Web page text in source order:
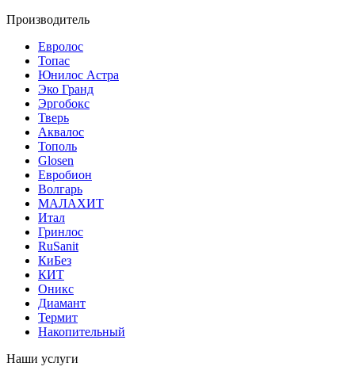
Производитель
Евролос
Топас
Юнилос Астра
Эко Гранд
Эргобокс
Тверь
Аквалос
Тополь
Glosen
Евробион
Волгарь
МАЛАХИТ
Итал
Гринлос
RuSanit
КиБез
КИТ
Оникс
Диамант
Термит
Накопительный
Наши услуги